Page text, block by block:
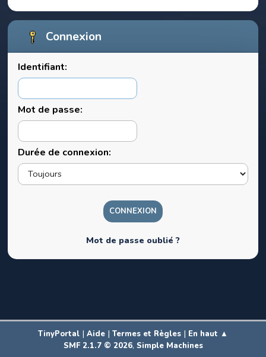
Connexion
Identifiant:
Mot de passe:
Durée de connexion:
Mot de passe oublié ?
TinyPortal | Aide | Termes et Règles | En haut ▲
SMF 2.1.7 © 2026, Simple Machines